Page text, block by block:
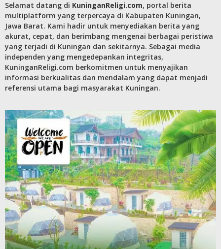
Selamat datang di KuninganReligi.com, portal berita
multiplatform yang terpercaya di Kabupaten Kuningan,
Jawa Barat. Kami hadir untuk menyediakan berita yang
akurat, cepat, dan berimbang mengenai berbagai peristiwa
yang terjadi di Kuningan dan sekitarnya. Sebagai media
independen yang mengedepankan integritas,
KuninganReligi.com berkomitmen untuk menyajikan
informasi berkualitas dan mendalam yang dapat menjadi
referensi utama bagi masyarakat Kuningan.